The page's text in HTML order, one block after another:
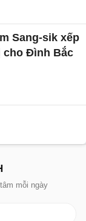
Sang-sik xếp
cho Đình Bắc
mỗi ngày